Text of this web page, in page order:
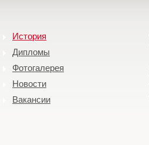
История
Дипломы
Фотогалерея
Новости
Вакансии